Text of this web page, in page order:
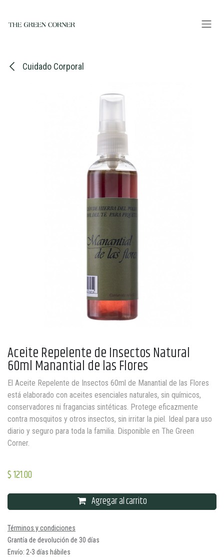
Cuidado Corporal
Aceite Repelente de Insectos Natural
60ml Manantial de las Flores
El Aceite Repelente de Insectos 60ml de Manantial de las Flores
está elaborado con aceites esenciales naturales, sin químicos,
conservadores ni fragancias sintéticas. Protege eficazmente
contra mosquitos y otros insectos, sin irritar la piel. Ideal para uso
diario y seguro para toda la familia. Disponible en The Green
Corner.
$121.00
Agregar al carrito
Términos y condiciones
Grantía de devolución de 30 días
Envío: 2-3 días hábiles